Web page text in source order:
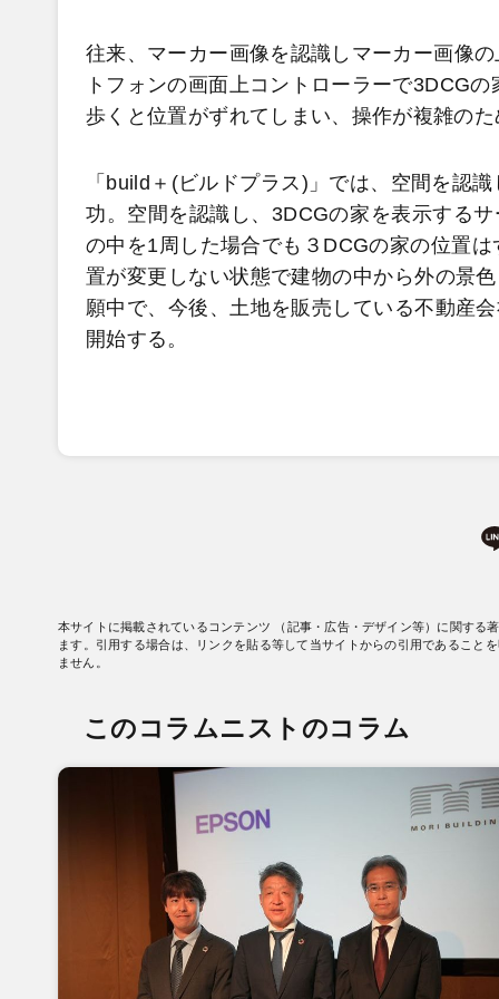
往来、マーカー画像を認識しマーカー画像
トフォンの画面上コントローラーで3DCG
歩くと位置がずれてしまい、操作が複雑の
「build＋(ビルドプラス)」では、空間を認
功。空間を認識し、3DCGの家を表示する
の中を1周した場合でも３DCGの家の位置
置が変更しない状態で建物の中から外の景
願中で、今後、土地を販売している不動産
開始する。
本サイトに掲載されているコンテンツ （記事・広告・デザイン等）に関す
ます。引用する場合は、リンクを貼る等して当サイトからの引用であること
ません。
このコラムニストのコラム